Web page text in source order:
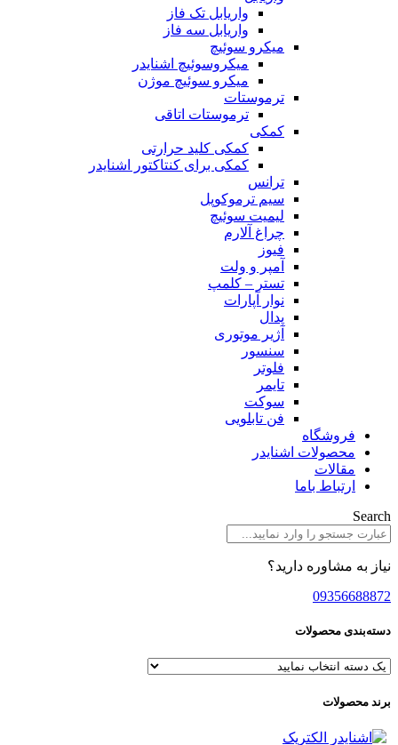
واریابل تک فاز
واریابل سه فاز
میکرو سوئیچ
میکروسوئیچ اشنایدر
میکرو سوئیچ موژن
ترموستات
ترموستات اتاقی
کمکی
کمکی کلید حرارتی
کمکی برای کنتاکتور اشنایدر
ترانس
سیم ترموکوپل
لیمیت سوئیچ
چراغ آلارم
فیوز
آمپر و ولت
تستر – کلمپ
نوار آپارات
پدال
آژیر موتوری
سنسور
فلوتر
تایمر
سوکت
فن تابلویی
فروشگاه
محصولات اشنایدر
مقالات
ارتباط باما
Search
نیاز به مشاوره دارید؟
09356688872
دسته‌بندی محصولات
برند محصولات